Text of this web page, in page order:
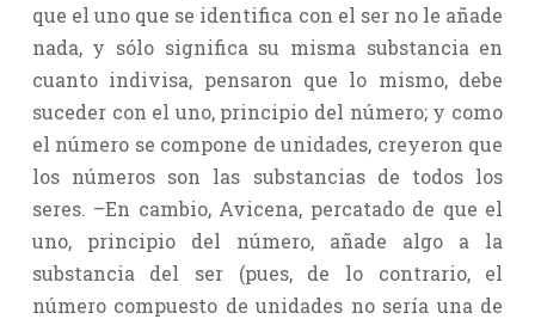
que el uno que se identifica con el ser no le añade
nada, y sólo significa su misma substancia en
cuanto indivisa, pensaron que lo mismo, debe
suceder con el uno, principio del número; y como
el número se compone de unidades, creyeron que
los números son las substancias de todos los
seres. –En cambio, Avicena, percatado de que el
uno, principio del número, añade algo a la
substancia del ser (pues, de lo contrario, el
número compuesto de unidades no sería una de